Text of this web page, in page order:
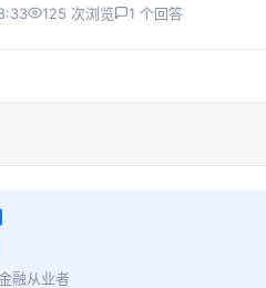
125 次浏览 1 个回答
融从业者